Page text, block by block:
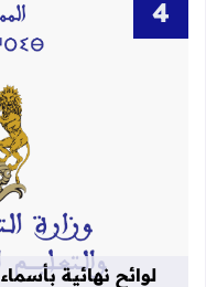
لوائح نهائية